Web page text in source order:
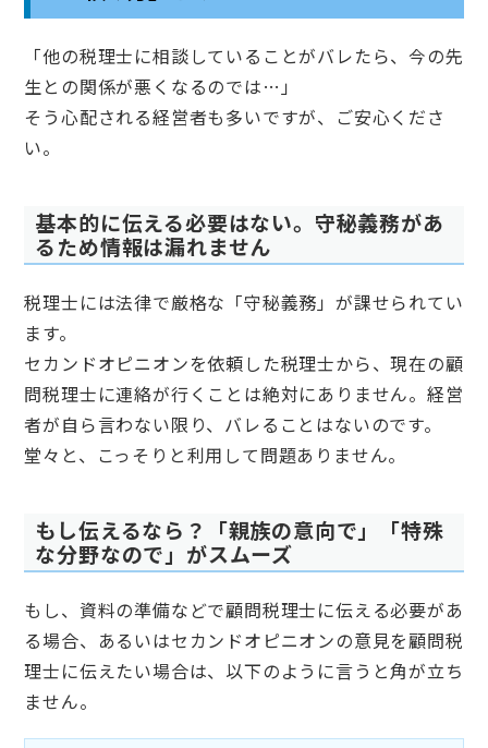
「他の税理士に相談していることがバレたら、今の先
生との関係が悪くなるのでは…」
そう心配される経営者も多いですが、ご安心くださ
い。
基本的に伝える必要はない。守秘義務があ
るため情報は漏れません
税理士には法律で厳格な「守秘義務」が課せられてい
ます。
セカンドオピニオンを依頼した税理士から、現在の顧
問税理士に連絡が行くことは絶対にありません。経営
者が自ら言わない限り、バレることはないのです。
堂々と、こっそりと利用して問題ありません。
もし伝えるなら？「親族の意向で」「特殊
な分野なので」がスムーズ
もし、資料の準備などで顧問税理士に伝える必要があ
る場合、あるいはセカンドオピニオンの意見を顧問税
理士に伝えたい場合は、以下のように言うと角が立ち
ません。